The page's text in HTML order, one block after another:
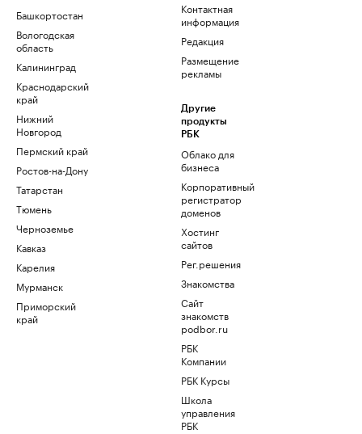
Башкортостан
Вологодская
область
Калининград
Краснодарский
край
Нижний
Новгород
Пермский край
Ростов-на-Дону
Татарстан
Тюмень
Черноземье
Кавказ
Карелия
Мурманск
Приморский
край
Контактная
информация
Редакция
Размещение
рекламы
Другие
продукты
РБК
Облако для
бизнеса
Корпоративный
регистратор
доменов
Хостинг
сайтов
Рег.решения
Знакомства
Сайт
знакомств
podbor.ru
РБК
Компании
РБК Курсы
Школа
управления
РБК